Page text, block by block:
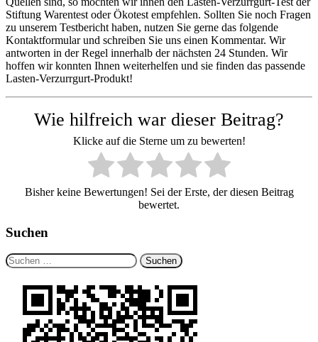
Stiftung Warentest oder Ökotest empfehlen. Sollten Sie noch Fragen
zu unserem Testbericht haben, nutzen Sie gerne das folgende
Kontaktformular und schreiben Sie uns einen Kommentar. Wir
antworten in der Regel innerhalb der nächsten 24 Stunden. Wir
hoffen wir konnten Ihnen weiterhelfen und sie finden das passende
Lasten-Verzurrgurt-Produkt!
Wie hilfreich war dieser Beitrag?
Klicke auf die Sterne um zu bewerten!
Bisher keine Bewertungen! Sei der Erste, der diesen Beitrag
bewertet.
Suchen
Suchen
nach: